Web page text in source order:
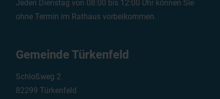
Jeden Dienstag von 08:00 bis 12:00 Uhr können Sie
ohne Termin im Rathaus vorbeikommen.
Gemeinde Türkenfeld
Schloßweg 2
82299 Türkenfeld